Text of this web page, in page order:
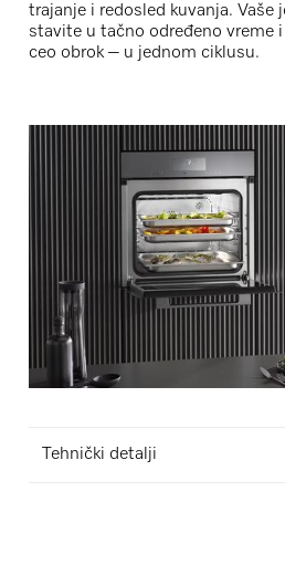
trajanje i redosled kuvanja. Vaše
stavite u tačno određeno vreme
ceo obrok – u jednom ciklusu.
Tehnički detalji